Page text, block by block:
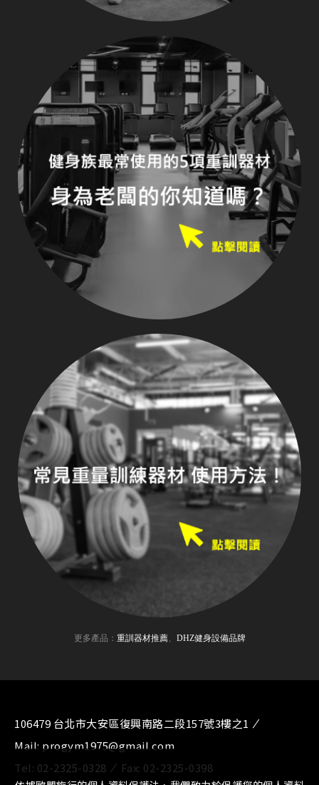
更多產品： 重訓器材推薦、 DHZ健身設備品牌
106479 台北市大安區復興南路二段157號3樓之1
Mail: progym1975@gmail.com
Tel: 02-2325-0328 Fax: 02-2325-0398